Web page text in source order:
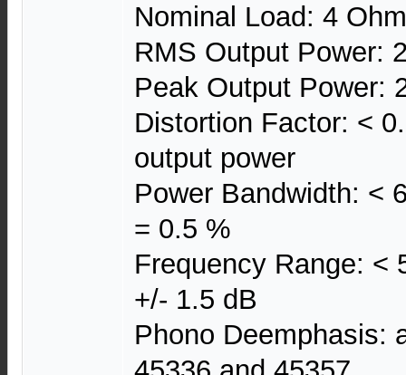
Nominal Load: 4
RMS Output Power:
Peak Output Power:
Distortion Factor: <
output power
Power Bandwidth: <
= 0.5 %
Frequency Range: <
+/- 1.5 dB
Phono Deemphasis: